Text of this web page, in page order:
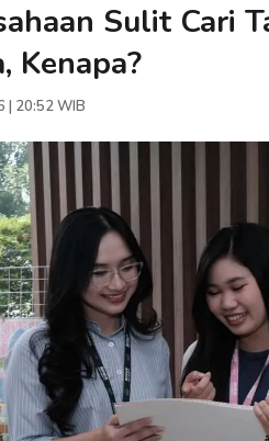
Sulit Cari
Kenapa?
| 20:52 WIB